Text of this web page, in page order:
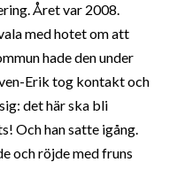
Året var 2008.
med hotet om att
hade den under
Erik tog kontakt och
det här ska bli
Och han satte igång.
och röjde med fruns